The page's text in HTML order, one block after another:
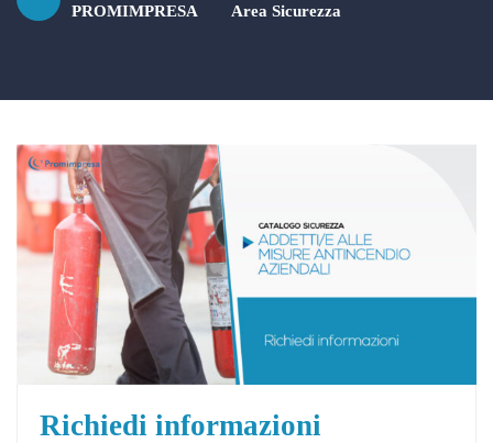
PROMIMPRESA Area Sicurezza
Richiedi informazioni